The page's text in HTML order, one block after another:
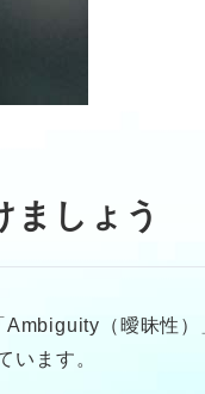
ましょう
（曖昧性）
います。